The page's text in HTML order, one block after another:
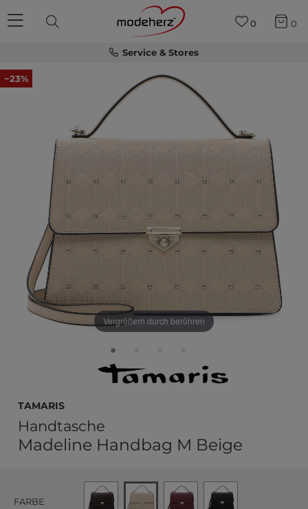
Service & Stores
0 0
−23%
Vergrößern durch berühren
Tamaris
Handtasche
Madeline Handbag M Beige
FARBE